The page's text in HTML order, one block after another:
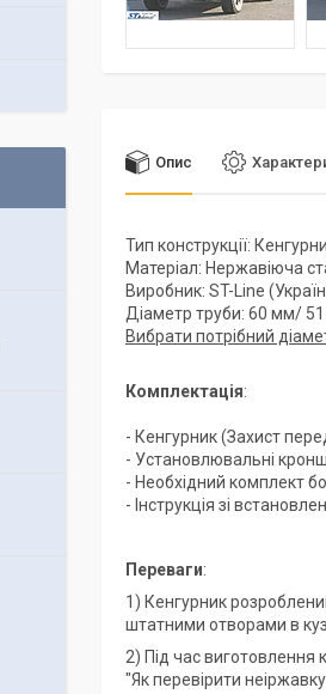
Опис
Тип конструкції:
Матеріал: Нержавіюча
Виробник: ST-Line
Діаметр труби: 60 мм/
Вибрати потрібний
Комплектація:
- Кенгурник (Захист
- Установлювальні
- Необхідний комплект
- Інструкція зі
Переваги:
1) Кенгурник
штатними отворами в
2) Під час виготовлення
"Як перевірити